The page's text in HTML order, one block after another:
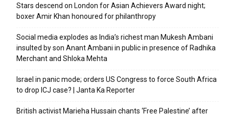
Stars descend on London for Asian Achievers Award night;
boxer Amir Khan honoured for philanthropy
Social media explodes as India’s richest man Mukesh Ambani
insulted by son Anant Ambani in public in presence of Radhika
Merchant and Shloka Mehta
Israel in panic mode; orders US Congress to force South Africa
to drop ICJ case? | Janta Ka Reporter
British activist Marieha Hussain chants ‘Free Palestine’ after